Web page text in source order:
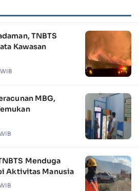
TNBTS
Kawasan
MBG,
Menduga
Aktivitas Manusia